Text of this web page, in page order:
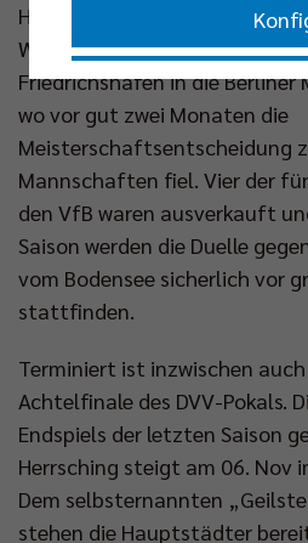
Hochkarätig ist auch das
Wochen später. Am 12. Okt
Friedrichshafen in die Berliner
wo vor gut zwei Monaten die
Meisterschaftsentscheidung
Mannschaften fiel. Vier der
den VfB waren ausverkauft
Saison werden die Duelle
vom Bodensee sicherlich vor
stattfinden.
Terminiert ist inzwischen
Achtelfinale des DVV-Pokals.
Endspiels der letzten Saison
Herrsching steigt am 06. Nov
Dem selbsternannten
stehen die Hauptstädter
Nur essenzielle
Impressum|